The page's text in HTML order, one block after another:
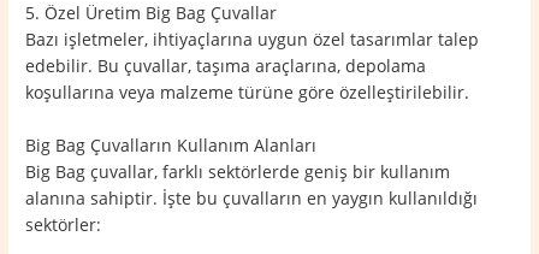
5. Özel Üretim Big Bag Çuvallar
Bazı işletmeler, ihtiyaçlarına uygun özel tasarımlar talep
edebilir. Bu çuvallar, taşıma araçlarına, depolama
koşullarına veya malzeme türüne göre özelleştirilebilir.
Big Bag Çuvalların Kullanım Alanları
Big Bag çuvallar, farklı sektörlerde geniş bir kullanım
alanına sahiptir. İşte bu çuvalların en yaygın kullanıldığı
sektörler: